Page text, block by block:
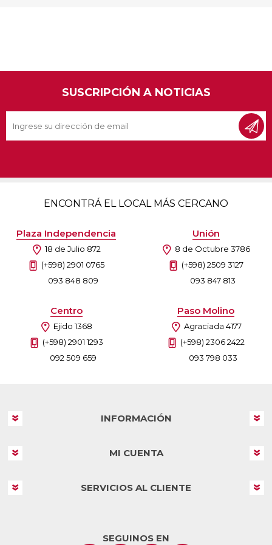
SUSCRIPCIÓN A NOTICIAS
ENCONTRÁ EL LOCAL MÁS CERCANO
Plaza Independencia
18 de Julio 872
(+598) 2901 0765
093 848 809
Unión
8 de Octubre 3786
(+598) 2509 3127
093 847 813
Centro
Ejido 1368
(+598) 2901 1293
092 509 659
Paso Molino
Agraciada 4177
(+598) 2306 2422
093 798 033
INFORMACIÓN
MI CUENTA
SERVICIOS AL CLIENTE
SEGUINOS EN